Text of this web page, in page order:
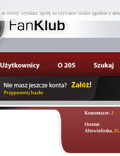
strony wyrażasz zgodę na używanie cookie zgodnie z
Komentarze: 2
Ostatni:
Altowiolistka,